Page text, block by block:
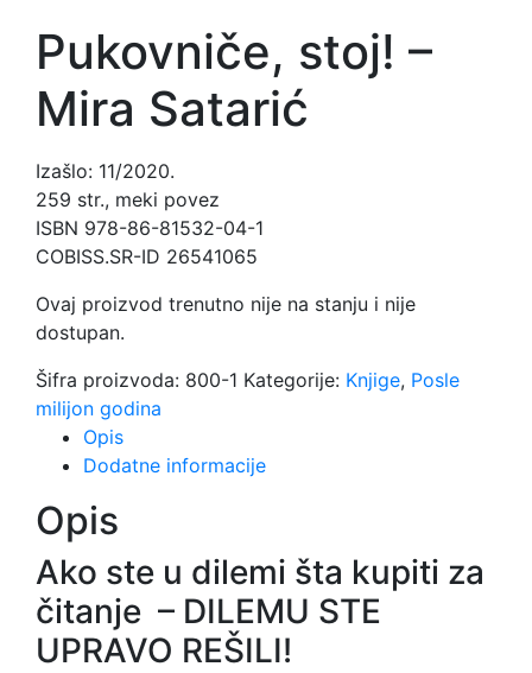
Pukovniče, stoj! –
Mira Satarić
Izašlo: 11/2020.
259 str., meki povez
ISBN 978-86-81532-04-1
COBISS.SR-ID 26541065
Ovaj proizvod trenutno nije na stanju i nije
dostupan.
Šifra proizvoda: 800-1 Kategorije: Knjige, Posle
milijon godina
Opis
Dodatne informacije
Opis
Ako ste u dilemi šta kupiti za
čitanje – DILEMU STE
UPRAVO REŠILI!